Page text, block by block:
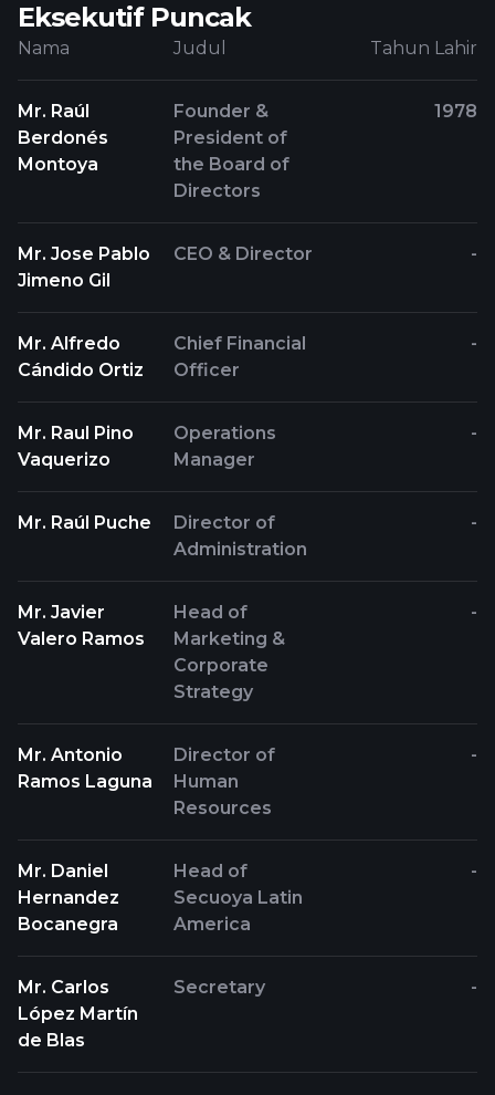
Eksekutif Puncak
Nama Judul Tahun Lahir
Mr. Raúl
Berdonés
Montoya
Founder &
President of
the Board of
Directors
1978
Mr. Jose Pablo
Jimeno Gil
CEO & Director -
Mr. Alfredo
Cándido Ortiz
Chief Financial
Officer
-
Mr. Raul Pino
Vaquerizo
Operations
Manager
-
Mr. Raúl Puche
Director of
Administration
-
Mr. Javier
Valero Ramos
Head of
Marketing &
Corporate
Strategy
-
Mr. Antonio
Ramos Laguna
Director of
Human
Resources
-
Mr. Daniel
Hernandez
Bocanegra
Head of
Secuoya Latin
America
-
Mr. Carlos
López Martín
de Blas
Secretary -